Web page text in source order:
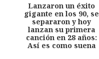
Lanzaron un éxito
gigante en los 90, se
separaron y hoy
lanzan su primera
canción en 28 años:
Así es como suena